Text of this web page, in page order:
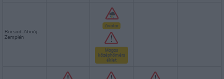
Borsod-Abaúj-
Zemplén
Zivatar
Magas
középhőmérs
éklet